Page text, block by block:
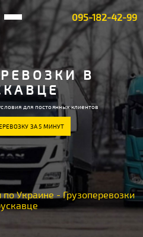
095-182-42-99
В
для постоянных клиентов
ЗА 5 МИНУТ
по Украине -Грузоперевозки